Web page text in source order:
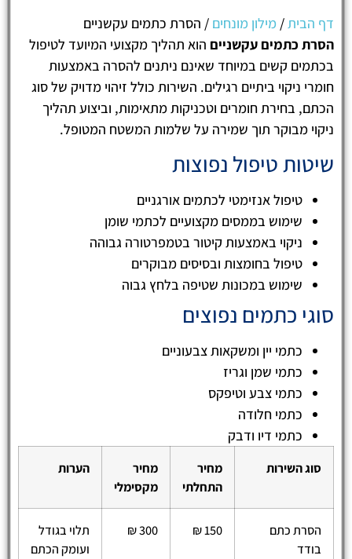
דף הבית/ מילון מונחים / הסרת כתמים עקשניים
הסרת כתמים עקשניים הוא תהליך מקצועי המיועד לטיפול
בכתמים קשים במיוחד שאינם ניתנים להסרה באמצעות
חומרי ניקוי ביתיים רגילים. השירות כולל זיהוי מדויק של סוג
הכתם, בחירת חומרים וטכניקות מתאימות, וביצוע תהליך
ניקוי מבוקר תוך שמירה על שלמות המשטח המטופל.
שיטות טיפול נפוצות
טיפול אנזימטי לכתמים אורגניים
שימוש בממסים מקצועיים לכתמי שומן
ניקוי באמצעות קיטור בטמפרטורה גבוהה
טיפול בחומצות ובסיסים מבוקרים
שימוש במכונות שטיפה בלחץ גבוה
סוגי כתמים נפוצים
כתמי יין ומשקאות צבעוניים
כתמי שמן וגריז
כתמי צבע וטיפקס
כתמי חלודה
כתמי דיו ודבק
סוג השירות
מחיר
התחלתי
מחיר
מקסימלי
הערות
הסרת כתם
בודד
150 ₪
300 ₪
תלוי בגודל
ועומק הכתם